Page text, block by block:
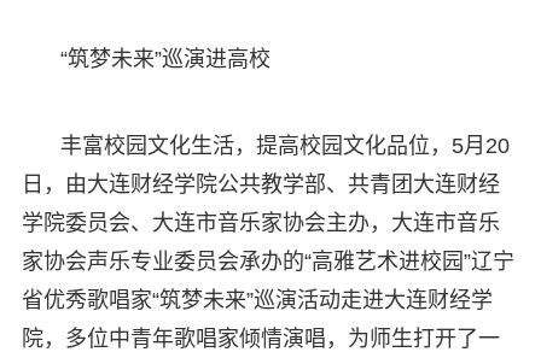
“筑梦未来”巡演进高校
丰富校园文化生活，提高校园文化品位，5月20
日，由大连财经学院公共教学部、共青团大连财经
学院委员会、大连市音乐家协会主办，大连市音乐
家协会声乐专业委员会承办的“高雅艺术进校园”辽宁
省优秀歌唱家“筑梦未来”巡演活动走进大连财经学
院，多位中青年歌唱家倾情演唱，为师生打开了一